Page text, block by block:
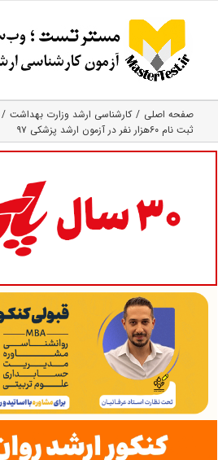
content
صفحه اصلی
کارشناسی ارشد وزارت بهداشت
ثبت نام ۶۰هزار نفر در آزمون ارشد پزشکی ۹۷